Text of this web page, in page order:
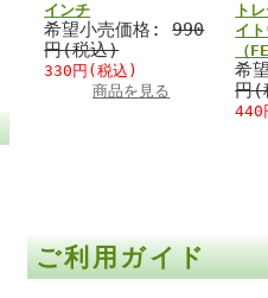
インチ
希望小売価格:990
円(税込)
330円(税込)
商品を見る
ト
イ
（
希
円(
440
ご利用ガイド